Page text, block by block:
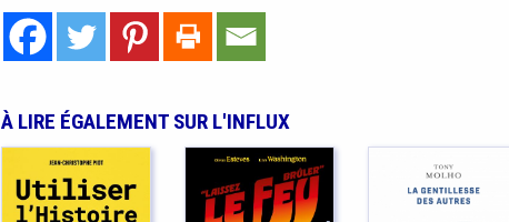
À LIRE ÉGALEMENT SUR L'INFLUX